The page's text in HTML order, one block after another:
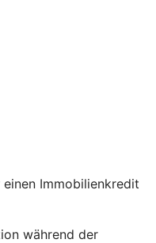
Immobilienkredit
während der